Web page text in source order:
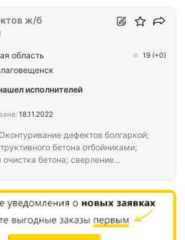
дефектов болгаркой;
бетона отбойниками;
очистка бетона; сверление
рем. составов; окраска
составом в 1 слой;
отдельных участков рем. составом
свыше 40мм.; окраска защитным
ж/б
область 19 (+0)
исполнителей
18.11.2022